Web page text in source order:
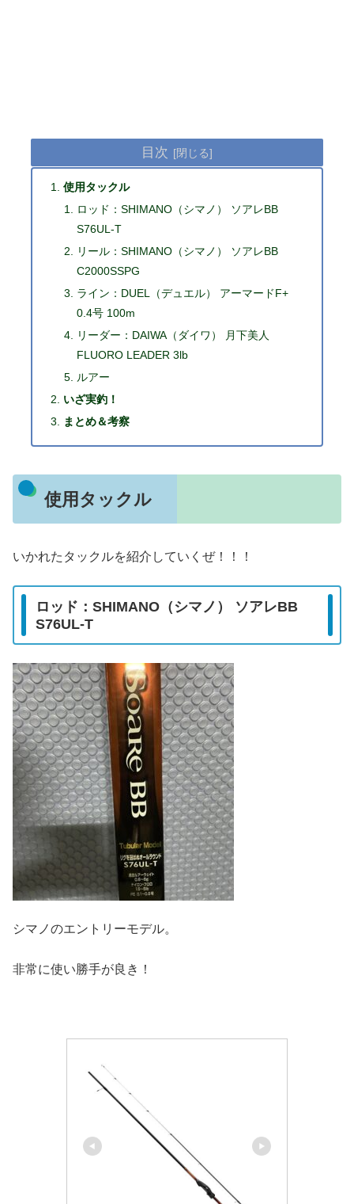
目次
使用タックル
ロッド：SHIMANO（シマノ） ソアレBB
S76UL-T
リール：SHIMANO（シマノ） ソアレBB
C2000SSPG
ライン：DUEL（デュエル） アーマードF+
0.4号 100m
リーダー：DAIWA（ダイワ） 月下美人
FLUORO LEADER 3lb
ルアー
いざ実釣！
まとめ＆考察
使用タックル
いかれたタックルを紹介していくぜ！！！
ロッド：SHIMANO（シマノ） ソアレBB
S76UL-T
シマノのエントリーモデル。
非常に使い勝手が良き！